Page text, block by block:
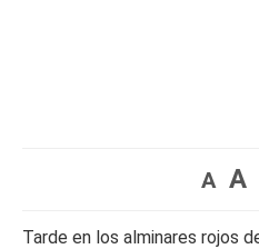
A A
Tarde en los alminares rojos